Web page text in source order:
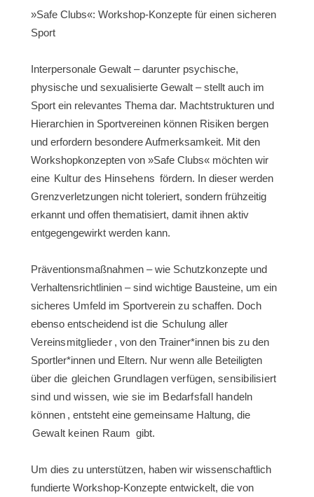
Infomaterial
»Safe Clubs«: Workshop-Konzepte für einen sicheren
Sport
Interpersonale Gewalt – darunter psychische,
physische und sexualisierte Gewalt – stellt auch im
Sport ein relevantes Thema dar. Machtstrukturen und
Hierarchien in Sportvereinen können Risiken bergen
und erfordern besondere Aufmerksamkeit. Mit den
Workshopkonzepten von »Safe Clubs« möchten wir
eine Kultur des Hinsehens fördern. In dieser werden
Grenzverletzungen nicht toleriert, sondern frühzeitig
erkannt und offen thematisiert, damit ihnen aktiv
entgegengewirkt werden kann.
Präventionsmaßnahmen – wie Schutzkonzepte und
Verhaltensrichtlinien – sind wichtige Bausteine, um ein
sicheres Umfeld im Sportverein zu schaffen. Doch
ebenso entscheidend ist die Schulung aller
Vereinsmitglieder , von den Trainer*innen bis zu den
Sportler*innen und Eltern. Nur wenn alle Beteiligten
über die gleichen Grundlagen verfügen, sensibilisiert
sind und wissen, wie sie im Bedarfsfall handeln
können , entsteht eine gemeinsame Haltung, die
Gewalt keinen Raum gibt.
Um dies zu unterstützen, haben wir wissenschaftlich
fundierte Workshop-Konzepte entwickelt, die von